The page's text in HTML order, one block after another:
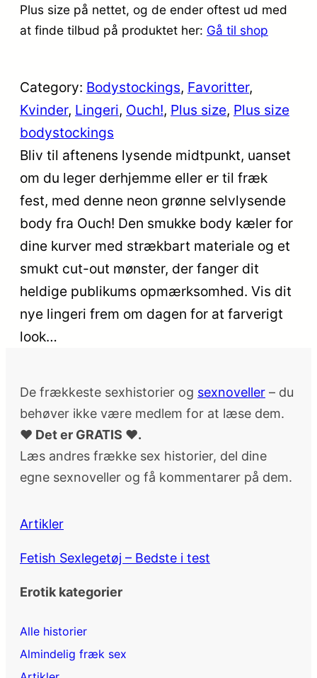
Plus size på nettet, og de ender oftest ud med
at finde tilbud på produktet her: Gå til shop
Category: Bodystockings, Favoritter
Kvinder, Lingeri, Ouch!, Plus size, Plus size
bodystockings
Bliv til aftenens lysende midtpunkt, uanset
om du leger derhjemme eller er til fræk
fest, med denne neon grønne selvlysende
body fra Ouch! Den smukke body kæler for
dine kurver med strækbart materiale og et
smukt cut-out mønster, der fanger dit
heldige publikums opmærksomhed. Vis dit
nye lingeri frem om dagen for at farverigt
look…
De frækkeste sexhistorier og sexnoveller – du
behøver ikke være medlem for at læse dem.
♥ Det er GRATIS ♥.
Læs andres frække sex historier, del dine
egne sexnoveller og få kommentarer på dem.
Artikler
Fetish Sexlegetøj – Bedste i test
Erotik kategorier
Alle historier
Almindelig fræk sex